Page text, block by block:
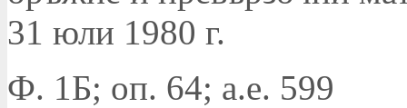
31 юли 1980 г.
Ф. 1Б; оп. 64; а.е. 599